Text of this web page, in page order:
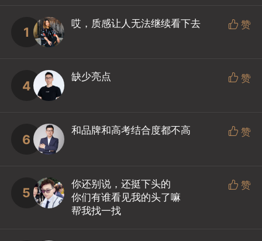
1
哎，质感让人无法继续看下去  赞
4
缺少亮点  赞
6
和品牌和高考结合度都不高  赞
5
你还别说，还挺下头的
你们有谁看见我的头了嘛
帮我找一找
 赞